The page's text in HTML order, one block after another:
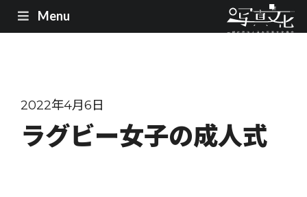
Menu
2022年4月6日
ラグビー女子の成人式